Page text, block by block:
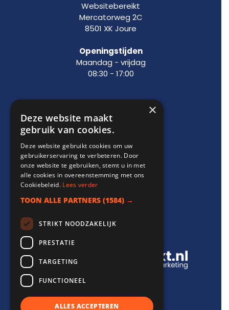
Websitebereikt
Mercatorweg 2C
8501 XK Joure
Openingstijden
Maandag - vrijdag
08:30 - 17:00
Support
info@websitebereikt.nl
085-8209770
×
Deze website maakt
gebruik van cookies.
Deze website gebruikt cookies om uw
gebruikerservaring te verbeteren. Door
onze website te gebruiken, stemt u in met
alle cookies in overeenstemming met ons
Cookiebeleid. Lees verder
TOON ALLE PARTNERS (1584) →
STRIKT NOODZAKELIJK
PRESTATIE
TARGETING
FUNCTIONEEL
ALLES ACCEPTEREN